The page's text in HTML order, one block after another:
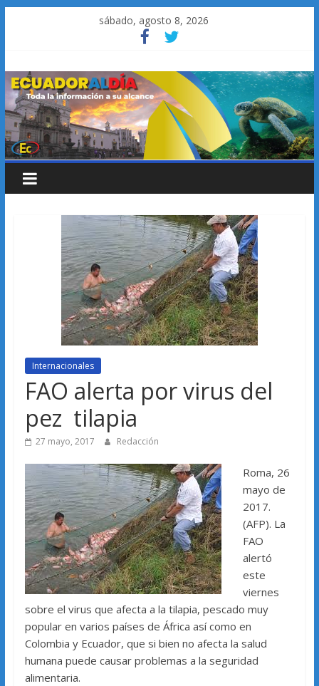
sábado, agosto 8, 2026
Internacionales
FAO alerta por virus del
pez tilapia
27 mayo, 2017 Redacción
Roma, 26
mayo de
2017.
(AFP). La
FAO
alertó
este
viernes
sobre el virus que afecta a la tilapia, pescado muy
popular en varios países de África así como en
Colombia y Ecuador, que si bien no afecta la salud
humana puede causar problemas a la seguridad
alimentaria.